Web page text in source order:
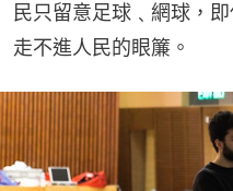
民只留意足球﹑網球，
走不進人民的眼簾。